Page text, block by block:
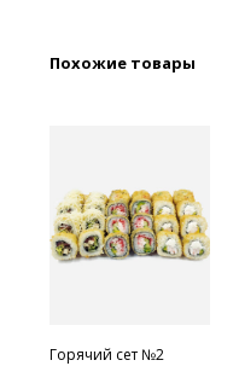
Похожие товары
Горячий сет №2